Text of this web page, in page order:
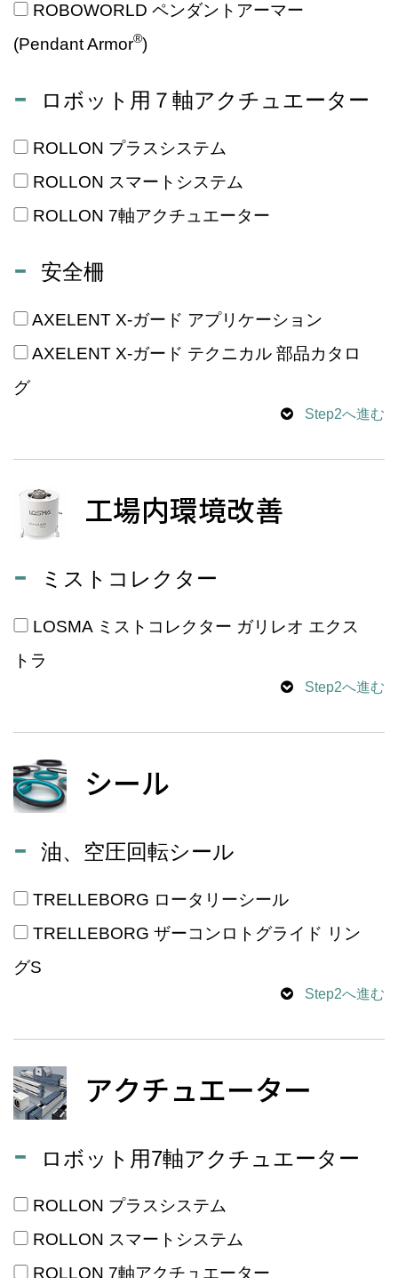
ROBOWORLD ペンダントアーマー
(Pendant Armor®)
ロボット用７軸アクチュエーター
ROLLON プラスシステム
ROLLON スマートシステム
ROLLON 7軸アクチュエーター
安全柵
AXELENT X-ガード アプリケーション
AXELENT X-ガード テクニカル 部品カタロ
グ
Step2へ進む
工場内環境改善
ミストコレクター
LOSMA ミストコレクター ガリレオ エクス
トラ
Step2へ進む
シール
油、空圧回転シール
TRELLEBORG ロータリーシール
TRELLEBORG ザーコンロトグライド リン
グS
Step2へ進む
アクチュエーター
ロボット用7軸アクチュエーター
ROLLON プラスシステム
ROLLON スマートシステム
ROLLON 7軸アクチュエーター